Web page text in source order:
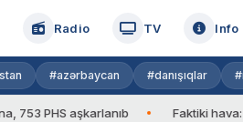
Radio TV Info
#azərbaycan #danışıqlar
Faktiki hava: 39 dərəcə